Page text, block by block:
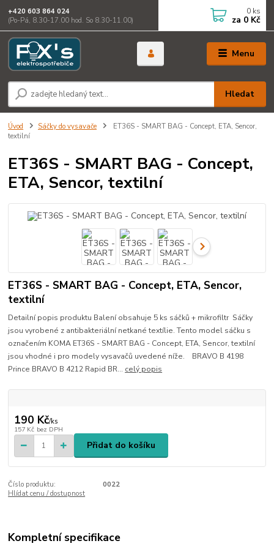
Menu
Hledat
+420 603 864 024
(Po-Pá, 8.30-17.00 hod. So 8.30-11.00)
0 ks
za 0 Kč
Úvod Sáčky do vysavače
ET36S - SMART BAG - Concept, ETA, Sencor,
textilní
ET36S - SMART BAG - Concept,
ETA, Sencor, textilní
ET36S - SMART BAG - Concept, ETA, Sencor,
textilní
Detailní popis produktu Balení obsahuje 5 ks sáčků + mikrofiltr Sáčky
jsou vyrobené z antibakteriální netkané textílie. Tento model sáčku s
označením KOMA ET36S - SMART BAG - Concept, ETA, Sencor, textilní
jsou vhodné i pro modely vysavačů uvedené níže. BRAVO B 4198
Prince BRAVO B 4212 Rapid BR... celý popis
190 Kč/ks
157 Kč bez DPH
Přidat do košíku
Číslo produktu:
0022
Hlídat cenu / dostupnost
Kompletní specifikace